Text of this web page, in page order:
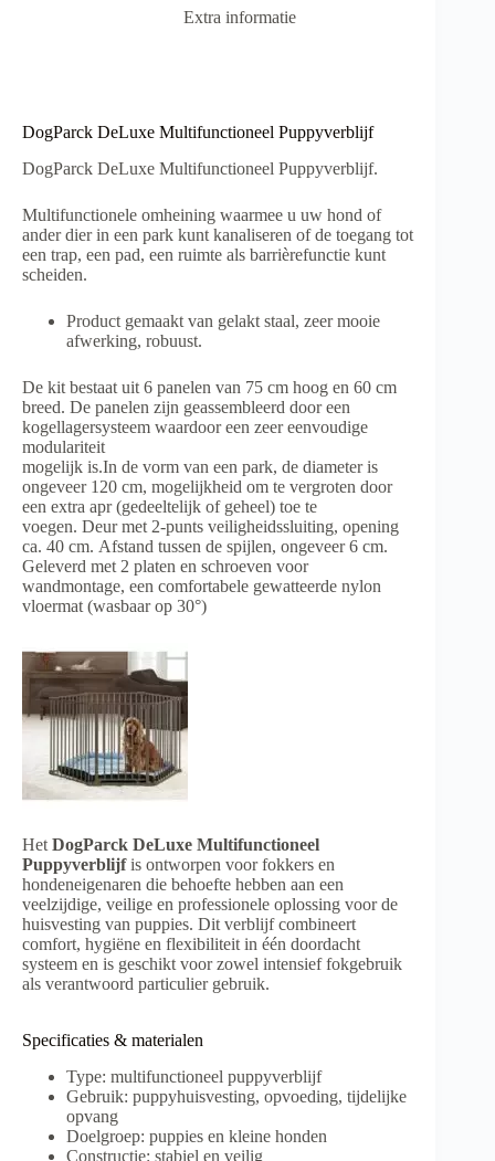
Extra informatie
DogParck DeLuxe Multifunctioneel Puppyverblijf
DogParck DeLuxe Multifunctioneel Puppyverblijf.
Multifunctionele omheining waarmee u uw hond of
ander dier in een park kunt kanaliseren of de toegang tot
een trap, een pad, een ruimte als barrièrefunctie kunt
scheiden.
Product gemaakt van gelakt staal, zeer mooie
afwerking, robuust.
De kit bestaat uit 6 panelen van 75 cm hoog en 60 cm
breed. De panelen zijn geassembleerd door een
kogellagersysteem waardoor een zeer eenvoudige
modulariteit
mogelijk is.In de vorm van een park, de diameter is
ongeveer 120 cm, mogelijkheid om te vergroten door
een extra apr (gedeeltelijk of geheel) toe te
voegen. Deur met 2-punts veiligheidssluiting, opening
ca. 40 cm. Afstand tussen de spijlen, ongeveer 6 cm.
Geleverd met 2 platen en schroeven voor
wandmontage, een comfortabele gewatteerde nylon
vloermat (wasbaar op 30°)
Het DogParck DeLuxe Multifunctioneel
Puppyverblijfis ontworpen voor fokkers en
hondeneigenaren die behoefte hebben aan een
veelzijdige, veilige en professionele oplossing voor de
huisvesting van puppies. Dit verblijf combineert
comfort, hygiëne en flexibiliteit in één doordacht
systeem en is geschikt voor zowel intensief fokgebruik
als verantwoord particulier gebruik.
Specificaties & materialen
Type: multifunctioneel puppyverblijf
Gebruik: puppyhuisvesting, opvoeding, tijdelijke
opvang
Doelgroep: puppies en kleine honden
Constructie: stabiel en veilig